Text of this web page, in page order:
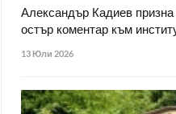
Александър Кадиев
остър коментар към
13 Юли 2026